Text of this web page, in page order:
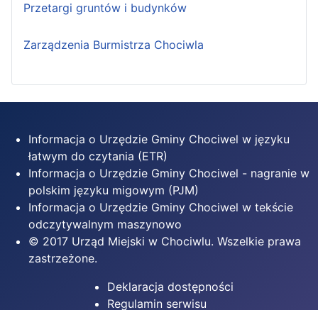
Przetargi gruntów i budynków
Zarządzenia Burmistrza Chociwla
Informacja o Urzędzie Gminy Chociwel w języku
łatwym do czytania (ETR)
Informacja o Urzędzie Gminy Chociwel - nagranie w
polskim języku migowym (PJM)
Informacja o Urzędzie Gminy Chociwel w tekście
odczytywalnym maszynowo
© 2017 Urząd Miejski w Chociwlu. Wszelkie prawa
zastrzeżone.
Deklaracja dostępności
Regulamin serwisu